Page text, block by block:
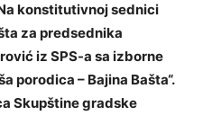
konstitutivnoj sednici
za predsednika
iz SPS-a sa izborne
porodica – Bajina Bašta“.
Skupštine gradske